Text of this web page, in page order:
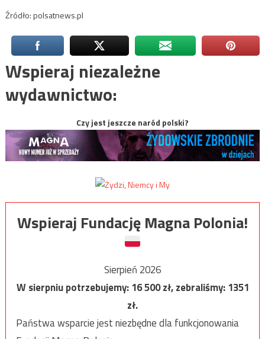
Źródło: polsatnews.pl
Wspieraj niezależne
wydawnictwo:
Czy jest jeszcze naród polski?
Wspieraj Fundację Magna Polonia!
Sierpień 2026
W sierpniu potrzebujemy:16 500zł, zebraliśmy:1351
zł.
Państwa wsparcie jest niezbędne dla funkcjonowania